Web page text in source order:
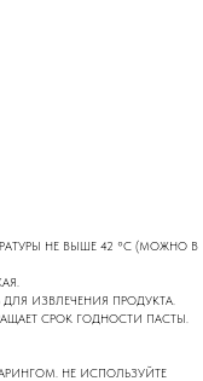
НЕ ВЫШЕ 42 °C (МОЖНО В
ИЗВЛЕЧЕНИЯ ПРОДУКТА.
СРОК ГОДНОСТИ ПАСТЫ.
НЕ ИСПОЛЬЗУЙТЕ